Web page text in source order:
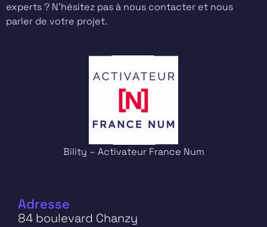
experts ? N’hésitez pas à nous contacter et nous
parler de votre projet.
Bility – Activateur France Num
Adresse
84 boulevard Chanzy